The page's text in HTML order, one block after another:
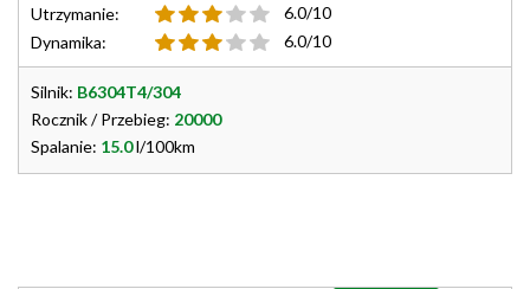
Utrzymanie:
6.0/10
Dynamika:
6.0/10
Silnik: B6304T4/304
Rocznik / Przebieg: 20000
Spalanie: 15.0l/100km